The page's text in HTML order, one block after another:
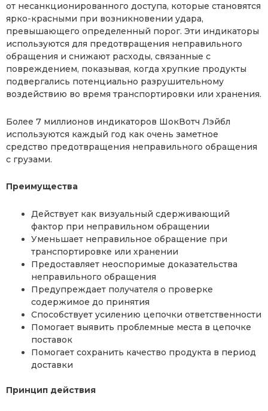
от несанкционированного доступа, которые становятся
ярко-красными при возникновении удара,
превышающего определенный порог. Эти индикаторы
используются для предотвращения неправильного
обращения и снижают расходы, связанные с
повреждением, показывая, когда хрупкие продукты
подвергались потенциально разрушительному
воздействию во время транспортировки или хранения.
Более 7 миллионов индикаторов ШокВотч Лэйбл
используются каждый год как очень заметное
средство предотвращения неправильного обращения
с грузами.
Преимущества
Действует как визуальный сдерживающий
фактор при неправильном обращении
Уменьшает неправильное обращение при
транспортировке или хранении
Предоставляет неоспоримые доказательства
неправильного обращения
Предупреждает получателя о проверке
содержимое до принятия
Способствует усилению цепочки ответственности
Помогает выявить проблемные места в цепочке
поставок
Помогает сохранить качество продукта в период
доставки
Принцип действия